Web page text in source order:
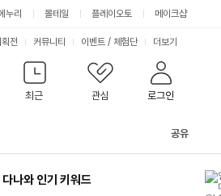
누리 몰테일 플레이오토 메이크샵
최근 관심 로그인
전 커뮤니티 이벤트 / 체험단 더보기
공유
다나와 인기 키워드